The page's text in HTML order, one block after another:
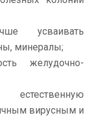
усваивать
минералы;
желудочно-
вирусным и